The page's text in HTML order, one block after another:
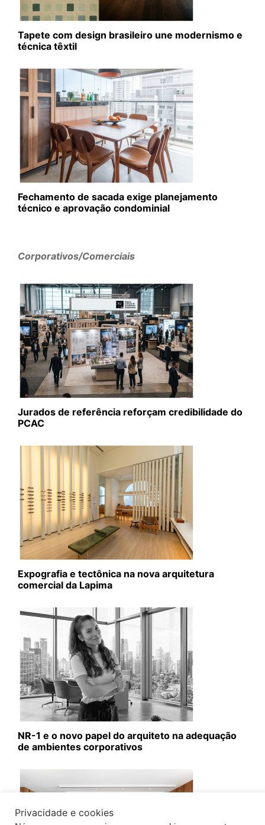
Tapete com design brasileiro une modernismo e
técnica têxtil
Fechamento de sacada exige planejamento
técnico e aprovação condominial
Corporativos/Comerciais
Jurados de referência reforçam credibilidade do
PCAC
Expografia e tectônica na nova arquitetura
comercial da Lapima
NR-1 e o novo papel do arquiteto na adequação
de ambientes corporativos
Privacidade e cookies